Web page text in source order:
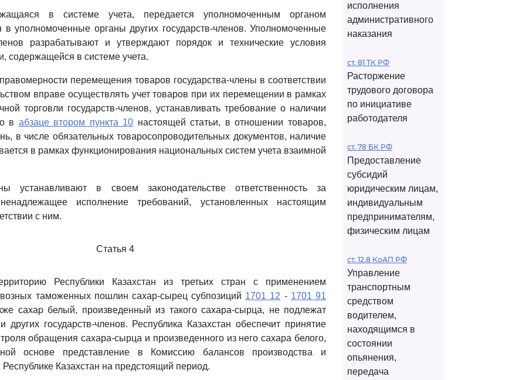
в системе учета, передается уполномоченным органом
в уполномоченные органы других государств-членов. Уполномоченные
разрабатывают и утверждают порядок и технические условия
содержащейся в системе учета.
перемещения товаров государства-члены в соответствии
вправе осуществлять учет товаров при их перемещении в рамках
торговли государств-членов, устанавливать требование о наличии
в абзаце втором пункта 10 настоящей статьи, в отношении товаров,
в числе обязательных товаросопроводительных документов, наличие
в рамках функционирования национальных систем учета взаимной
устанавливают в своем законодательстве ответственность за
исполнение требований, установленных настоящим
с ним.
Статья 4
Республики Казахстан из третьих стран с применением
таможенных пошлин сахар-сырец субпозиций 1701 12 - 1701 91
сахар белый, произведенный из такого сахара-сырца, не подлежат
других государств-членов. Республика Казахстан обеспечит принятие
обращения сахара-сырца и произведенного из него сахара белого,
основе представление в Комиссию балансов производства и
Казахстан на предстоящий период.
исполнения
административного
наказания
ст. 81 ТК РФ
Расторжение
трудового договора
по инициативе
работодателя
ст. 78 БК РФ
Предоставление
субсидий
юридическим лицам,
индивидуальным
предпринимателям,
физическим лицам
ст. 12.8 КоАП РФ
Управление
транспортным
средством
водителем,
находящимся в
состоянии
опьянения,
передача